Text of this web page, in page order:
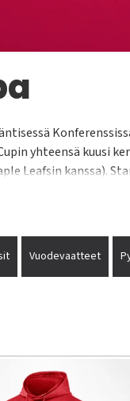
yhteensä kuusi
Leafsin kanssa).
Vuodevaatteet